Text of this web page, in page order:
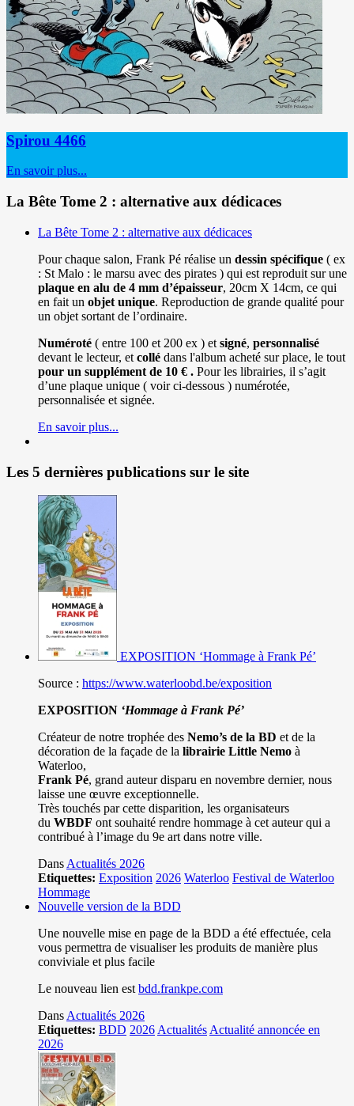
Spirou 4466
En savoir plus...
La Bête Tome 2 : alternative aux dédicaces
La Bête Tome 2 : alternative aux dédicaces
Pour chaque salon, Frank Pé réalise un dessin spécifique ( ex
: St Malo : le marsu avec des pirates ) qui est reproduit sur une
plaque en alu de 4 mm d’épaisseur, 20cm X 14cm, ce qui
en fait un objet unique. Reproduction de grande qualité pour
un objet sortant de l’ordinaire.
Numéroté ( entre 100 et 200 ex ) et signé, personnalisé
devant le lecteur, et collé dans l'album acheté sur place, le tout
pour un supplément de 10 € . Pour les librairies, il s’agit
d’une plaque unique ( voir ci-dessous ) numérotée,
personnalisée et signée.
En savoir plus...
Les 5 dernières publications sur le site
EXPOSITION ‘Hommage à Frank Pé’
Source : https://www.waterloobd.be/exposition
EXPOSITION ‘Hommage à Frank Pé’
Créateur de notre trophée des Nemo’s de la BD et de la
décoration de la façade de la librairie Little Nemo à
Waterloo,
Frank Pé, grand auteur disparu en novembre dernier, nous
laisse une œuvre exceptionnelle.
Très touchés par cette disparition, les organisateurs
du WBDF ont souhaité rendre hommage à cet auteur qui a
contribué à l’image du 9e art dans notre ville.
Dans Actualités 2026
Etiquettes: Exposition 2026 Waterloo Festival de Waterloo
Hommage
Nouvelle version de la BDD
Une nouvelle mise en page de la BDD a été effectuée, cela
vous permettra de visualiser les produits de manière plus
conviviale et plus facile
Le nouveau lien est bdd.frankpe.com
Dans Actualités 2026
Etiquettes: BDD 2026 Actualités Actualité annoncée en
2026